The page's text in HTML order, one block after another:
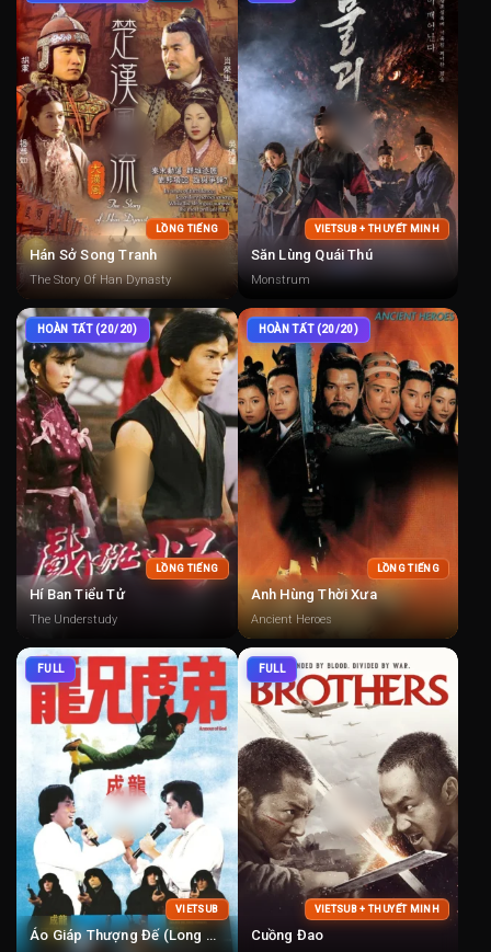
LỒNG TIẾNG
Hán Sở Song Tranh
The Story Of Han Dynasty
VIETSUB + THUYẾT MINH
Săn Lùng Quái Thú
Monstrum
HOÀN TẤT (20/20)
LỒNG TIẾNG
Hí Ban Tiểu Tử
The Understudy
HOÀN TẤT (20/20)
LỒNG TIẾNG
Anh Hùng Thời Xưa
Ancient Heroes
FULL
VIETSUB
Áo Giáp Thượng Đế (Long Huynh Hổ Đệ)
FULL
VIETSUB + THUYẾT MINH
Cuồng Đao